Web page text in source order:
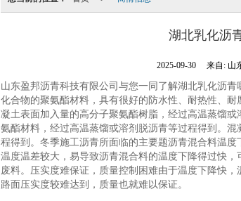
湖北乳化沥
2025-09-30 来自: 山
山东盈邦沥青科技有限公司与您一同了解湖北乳化沥
化合物的聚氨酯材料，具有很好的防水性、耐热性、
凝土表面加入量的高分子聚氨酯树脂，经过高温蒸馏
氨酯材料，经过高温蒸馏或溶剂脱沥青等过程得到。
程得到。冬季施工沥青所面临的主要题沥青混合料温
温度温差较大，易导致沥青混合料的温度下降得过快
废料。压实度难保证，质量控制困难由于温度下降快
路面压实度较难达到，质量也就难以保证。